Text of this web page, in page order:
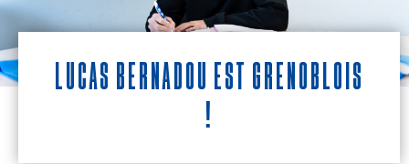
Lucas Bernadou est Grenoblois
!